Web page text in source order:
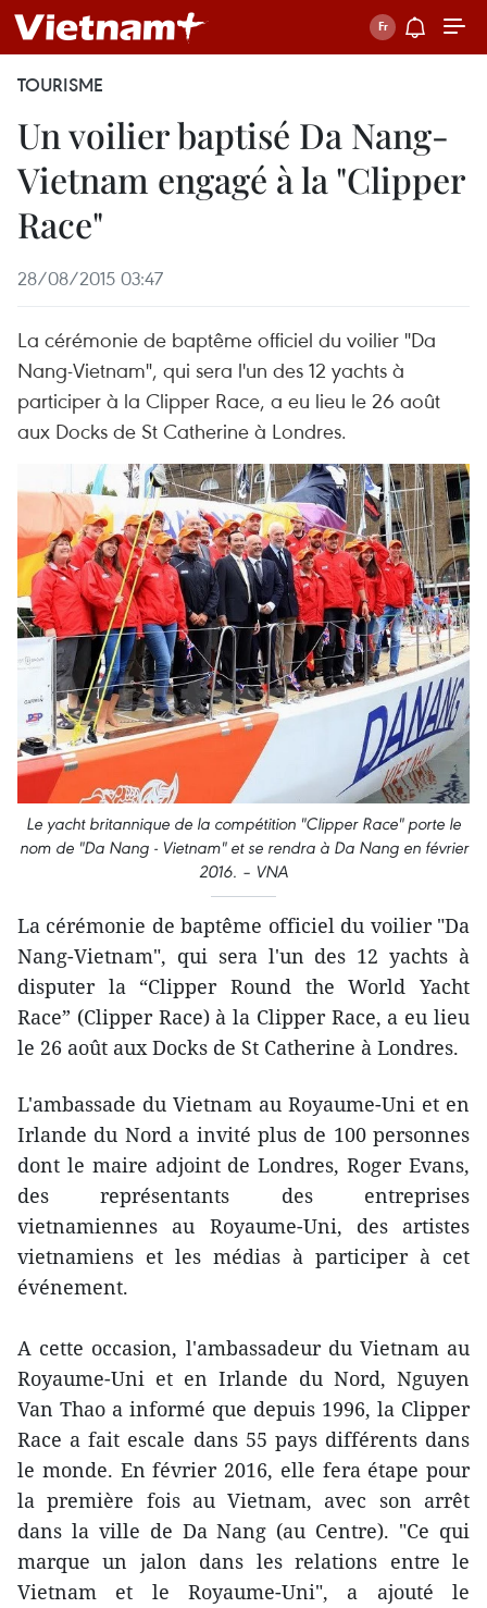
TOURISME
Un voilier baptisé Da Nang-
Vietnam engagé à la "Clipper
Race"
28/08/2015 03:47
La cérémonie de baptême officiel du voilier "Da
Nang-Vietnam", qui sera l'un des 12 yachts à
participer à la Clipper Race, a eu lieu le 26 août
aux Docks de St Catherine à Londres.
Le yacht britannique de la compétition "Clipper Race" porte le
nom de "Da Nang - Vietnam" et se rendra à Da Nang en février
2016. – VNA
La cérémonie de baptême officiel du voilier "Da
Nang-Vietnam", qui sera l'un des 12 yachts à
disputer la “Clipper Round the World Yacht
Race” (Clipper Race) à la Clipper Race, a eu lieu
le 26 août aux Docks de St Catherine à Londres.
L'ambassade du Vietnam au Royaume-Uni et en
Irlande du Nord a invité plus de 100 personnes
dont le maire adjoint de Londres, Roger Evans,
des représentants des entreprises
vietnamiennes au Royaume-Uni, des artistes
vietnamiens et les médias à participer à cet
événement.
A cette occasion, l'ambassadeur du Vietnam au
Royaume-Uni et en Irlande du Nord, Nguyen
Van Thao a ​informé que depuis 1996, la Clipper
Race a fait escale ​dans 55 pays différents dans
le monde. En février 2016, elle ​fera étape pour
la première fois au Vietnam, avec son arrêt
dans la ville de Da Nang (au Centre). "Ce qui
marque un jalon dans les relations entre le
Vietnam et le Royaume-Uni", a ajouté le